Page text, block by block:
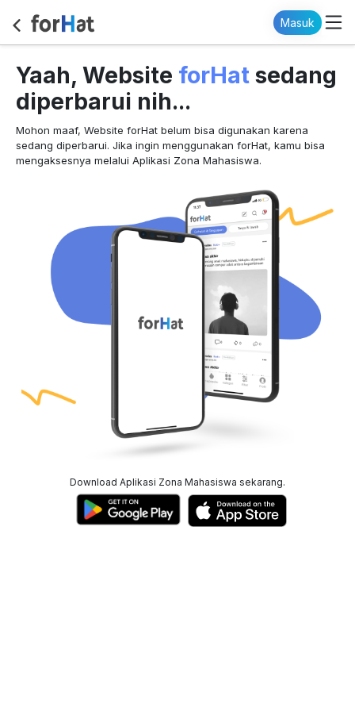
Masuk
Yaah, Website forHat sedang
diperbarui nih...
Mohon maaf, Website forHat belum bisa digunakan karena
sedang diperbarui. Jika ingin menggunakan forHat, kamu bisa
mengaksesnya melalui Aplikasi Zona Mahasiswa.
Download Aplikasi Zona Mahasiswa sekarang.